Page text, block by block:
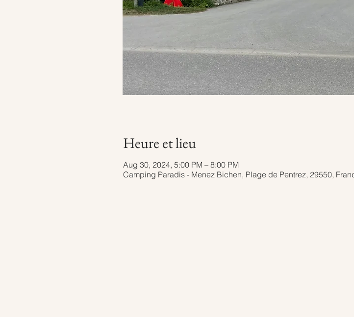
Heure et lieu
Aug 30, 2024, 5:00 PM – 8:00 PM
Camping Paradis - Menez Bichen, Plage de Pentrez, 29550,